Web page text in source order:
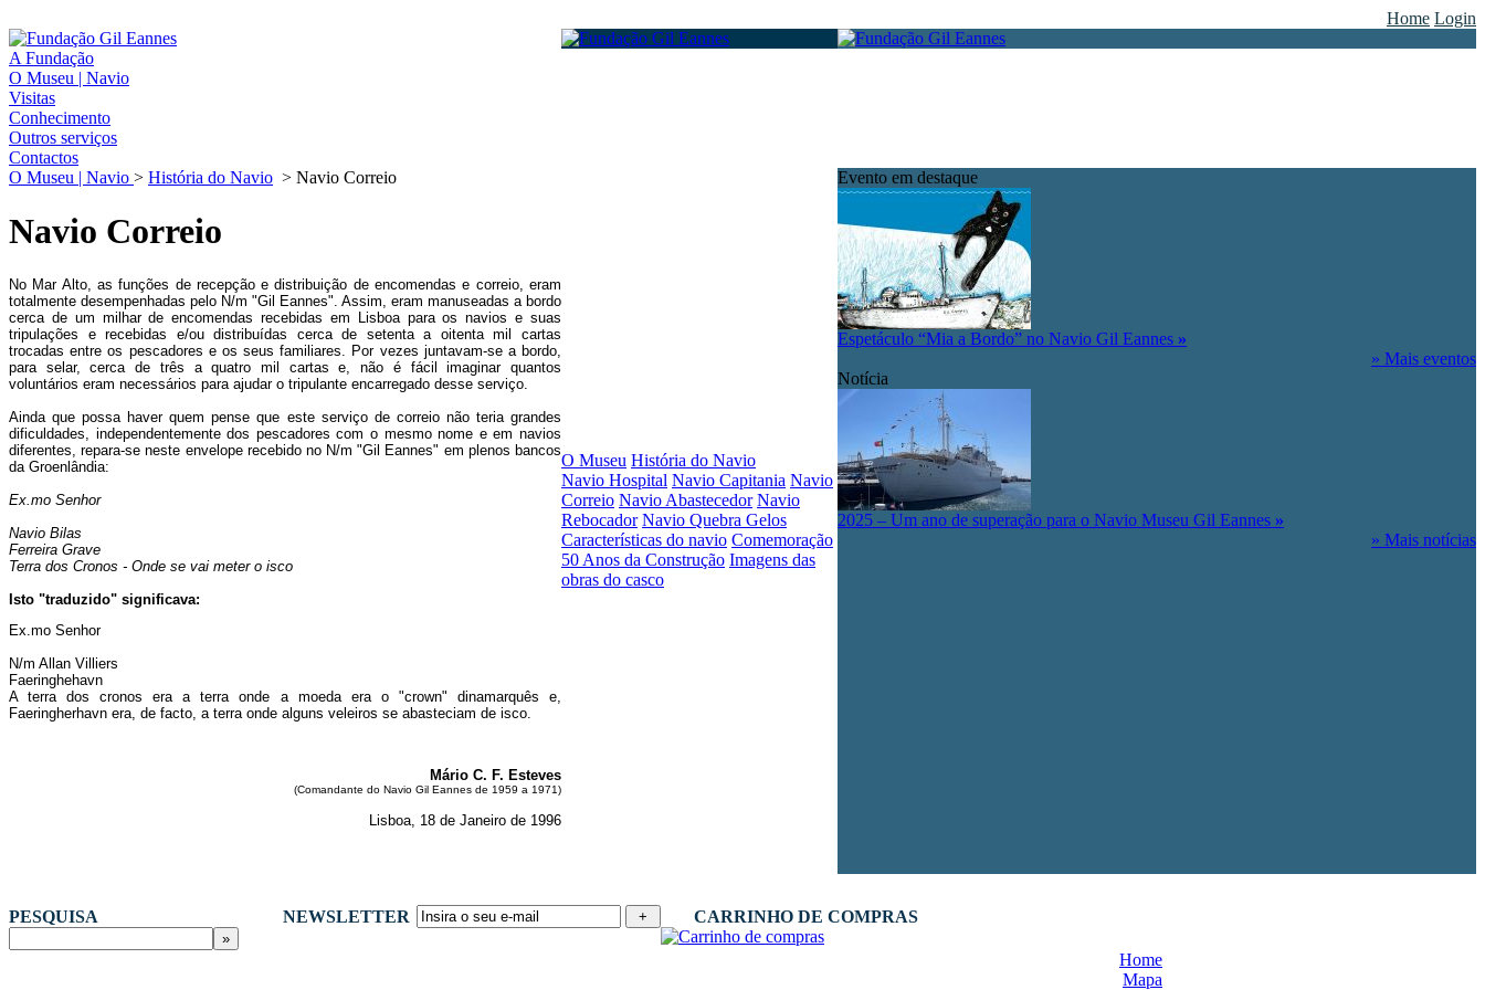
Home Login
A Fundação
O Museu | Navio
Visitas
Conhecimento
Outros serviços
Contactos
O Museu | Navio > História do Navio > Navio Correio
Navio Correio
No Mar Alto, as funções de recepção e distribuição de encomendas e correio, eram
totalmente desempenhadas pelo N/m "Gil Eannes". Assim, eram manuseadas a bordo
cerca de um milhar de encomendas recebidas em Lisboa para os navios e suas
tripulações e recebidas e/ou distribuídas cerca de setenta a oitenta mil cartas
trocadas entre os pescadores e os seus familiares. Por vezes juntavam-se a bordo,
para selar, cerca de três a quatro mil cartas e, não é fácil imaginar quantos
voluntários eram necessários para ajudar o tripulante encarregado desse serviço.
Ainda que possa haver quem pense que este serviço de correio não teria grandes
dificuldades, independentemente dos pescadores com o mesmo nome e em navios
diferentes, repara-se neste envelope recebido no N/m "Gil Eannes" em plenos bancos
da Groenlândia:
Ex.mo Senhor
Navio Bilas
Ferreira Grave
Terra dos Cronos - Onde se vai meter o isco
Isto "traduzido" significava:
Ex.mo Senhor
N/m Allan Villiers
Faeringhehavn
A terra dos cronos era a terra onde a moeda era o "crown" dinamarquês e,
Faeringherhavn era, de facto, a terra onde alguns veleiros se abasteciam de isco.
Mário C. F. Esteves
(Comandante do Navio Gil Eannes de 1959 a 1971)
Lisboa, 18 de Janeiro de 1996
O Museu História do Navio
Navio Hospital Navio Capitania Navio
Correio Navio Abastecedor Navio
Rebocador Navio Quebra Gelos
Características do navio Comemoração
50 Anos da Construção Imagens das
obras do casco
Evento em destaque
Espetáculo “Mia a Bordo” no Navio Gil Eannes »
» Mais eventos
Notícia
2025 – Um ano de superação para o Navio Museu Gil Eannes »
» Mais notícias
PESQUISA NEWSLETTER CARRINHO DE COMPRAS
Home
Mapa